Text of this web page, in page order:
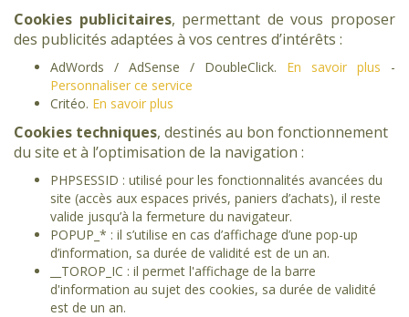
Cookies publicitaires, permettant de vous proposer
des publicités adaptées à vos centres d’intérêts :
AdWords / AdSense / DoubleClick. En savoir plus -
Personnaliser ce service
Critéo. En savoir plus
Cookies techniques, destinés au bon fonctionnement
du site et à l’optimisation de la navigation :
PHPSESSID : utilisé pour les fonctionnalités avancées du
site (accès aux espaces privés, paniers d’achats), il reste
valide jusqu’à la fermeture du navigateur.
POPUP_* : il s’utilise en cas d’affichage d’une pop-up
d’information, sa durée de validité est de un an.
__TOROP_IC : il permet l'affichage de la barre
d'information au sujet des cookies, sa durée de validité
est de un an.